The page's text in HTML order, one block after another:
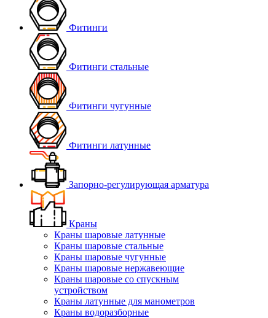
Фитинги
Фитинги стальные
Фитинги чугунные
Фитинги латунные
Запорно-регулирующая арматура
Краны
Краны шаровые латунные
Краны шаровые стальные
Краны шаровые чугунные
Краны шаровые нержавеющие
Краны шаровые со спускным
устройством
Краны латунные для манометров
Краны водоразборные